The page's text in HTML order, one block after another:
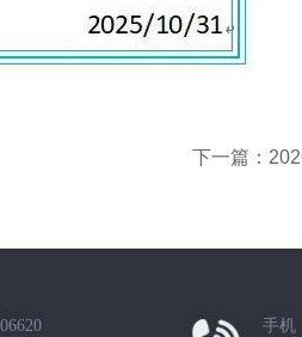
下一篇：
手机